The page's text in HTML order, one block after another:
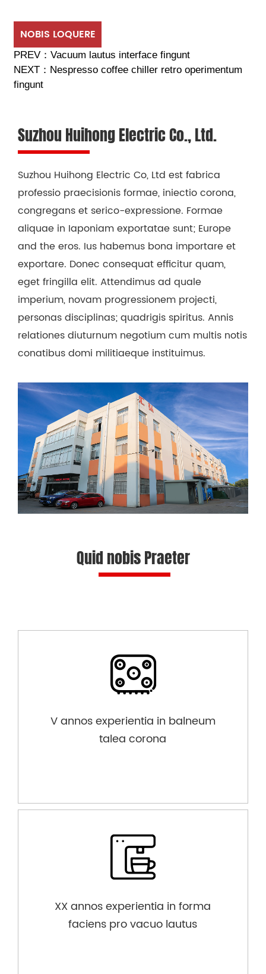
NOBIS LOQUERE
PREV：Vacuum lautus interface fingunt
NEXT： Nespresso coffee chiller retro operimentum
fingunt
Suzhou Huihong Electric Co., Ltd.
Suzhou Huihong Electric Co, Ltd est fabrica
professio praecisionis formae, iniectio corona,
congregans et serico-expressione. Formae
aliquae in Iaponiam exportatae sunt; Europe
and the eros. Ius habemus bona importare et
exportare. Donec consequat efficitur quam,
eget fringilla elit. Attendimus ad quale
imperium, novam progressionem projecti,
personas disciplinas; quadrigis spiritus. Annis
relationes diuturnum negotium cum multis notis
conatibus domi militiaeque instituimus.
Quid nobis Praeter
V annos experientia in balneum
talea corona
XX annos experientia in forma
faciens pro vacuo lautus